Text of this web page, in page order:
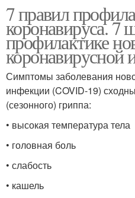
7 правил
коронавируса. 7
профилактике
коронавирусной
Симптомы заболевания
инфекции (COVID-19)
(сезонного) гриппа:
• высокая температура тела
• головная боль
• слабость
• кашель